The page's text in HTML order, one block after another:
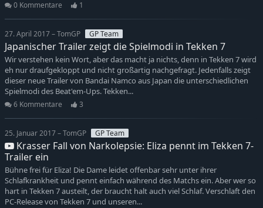
0 Kommentare 1
27. April 2017 – TomGP GP Team
Japanischer Trailer zeigt die Spielmodi in Tekken 7
Wir verstehen kein Wort, aber das macht ja nichts, denn in Tekken 7 wird
eh nur draufgekloppt und nicht großartig nachgefragt. Jedenfalls zeigt
dieser neue Trailer von Bandai Namco aus Japan die unterschiedlichen
Spielmodi des Beat'em-Ups. Tekken...
6 Kommentare 3
25. Januar 2017 – TomGP GP Team
Krasser Fall von Narkolepsie: Eliza pennt im Tekken 7-
Trailer ein
Bühne frei für Eliza! Die Dame leidet offenbar sehr unter ihrer
Schlafkrankheit und pennt einfach während des Matchs ein. Aber wer so
hart in Tekken 7 austeilt, der braucht halt auch viel Schlaf. Verschlaft den
PC-Release von Tekken 7 und unseren...